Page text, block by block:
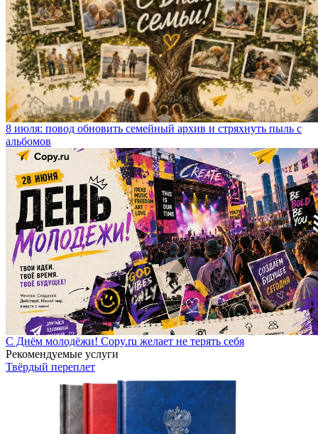
8 июля: повод обновить семейный архив и стряхнуть пыль с
альбомов
С Днём молодёжи! Copy.ru желает не терять себя
Рекомендуемые услуги
Твёрдый переплет